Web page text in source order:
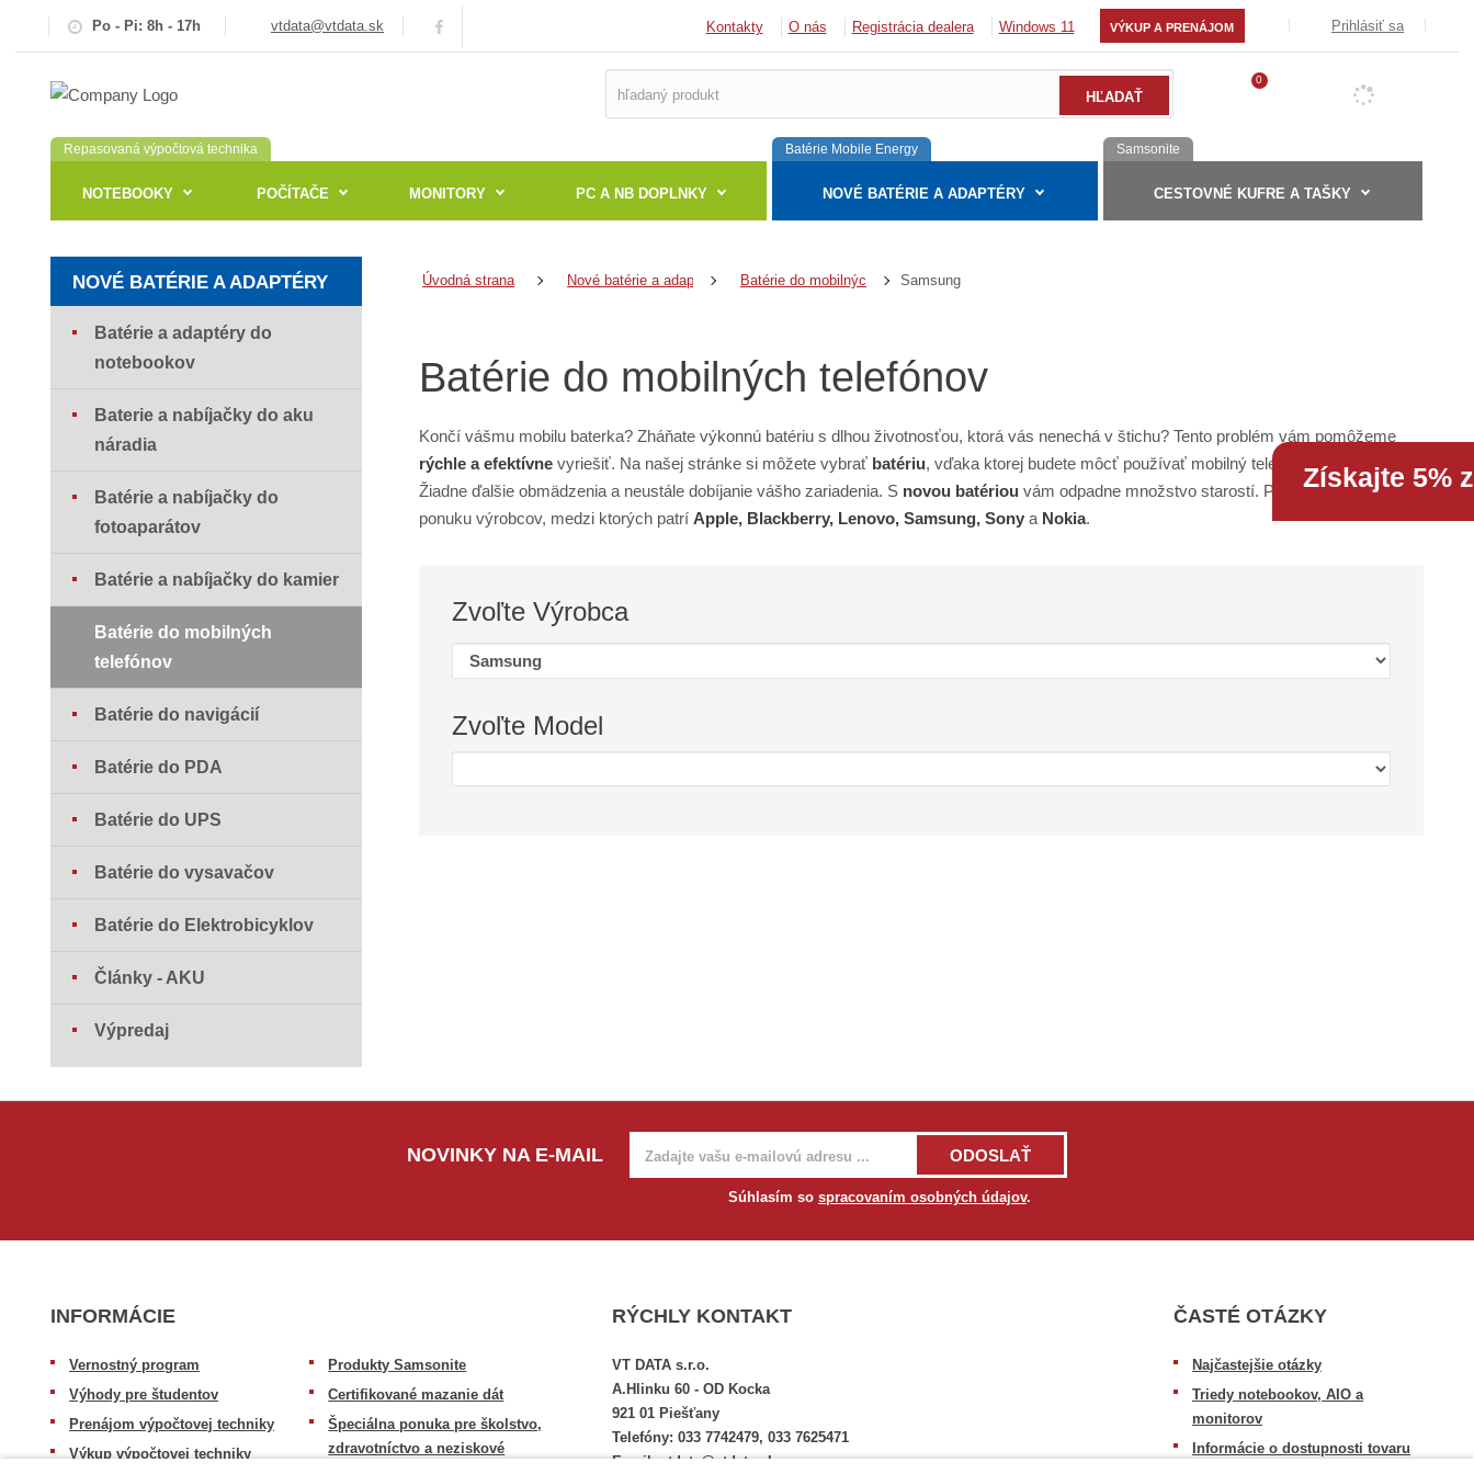
Po - Pi: 8h - 17h vtdata@vtdata.sk Kontakty O nás Registrácia dealera Windows 11 VÝKUP A PRENÁJOM Prihlásiť sa
0
Repasovaná výpočtová technika
NOTEBOOKY POČÍTAČE MONITORY PC A NB DOPLNKY
Batérie Mobile Energy
NOVÉ BATÉRIE A ADAPTÉRY
Samsonite
CESTOVNÉ KUFRE A TAŠKY
Úvodná strana Nové batérie a adaptéry Batérie do mobilných telefónov
Samsung
Batérie do mobilných telefónov
Končí vášmu mobilu baterka? Zháňate výkonnú batériu s dlhou životnosťou, ktorá vás nenechá v štichu? Tento problém vám pomôžeme
rýchle a efektívne vyriešiť. Na našej stránke si môžete vybrať batériu, vďaka ktorej budete môcť používať mobilný telefón opäť ako nový.
Žiadne ďalšie obmädzenia a neustále dobíjanie vášho zariadenia. S novou batériou vám odpadne množstvo starostí. Prezrite si našu
ponuku výrobcov, medzi ktorých patrí Apple, Blackberry, Lenovo, Samsung, Sony a Nokia.
Zvoľte Výrobca
Zvoľte Model
NOVÉ BATÉRIE A ADAPTÉRY
Batérie a adaptéry do
notebookov
Baterie a nabíjačky do aku
náradia
Batérie a nabíjačky do
fotoaparátov
Batérie a nabíjačky do kamier
Batérie do mobilných
telefónov
Batérie do navigácií
Batérie do PDA
Batérie do UPS
Batérie do vysavačov
Batérie do Elektrobicyklov
Články - AKU
Výpredaj
NOVINKY NA E-MAIL ODOSLAŤ
Súhlasím so spracovaním osobných údajov.
INFORMÁCIE
Vernostný program
Výhody pre študentov
Prenájom výpočtovej techniky
Výkup výpočtovej techniky
Produkty Samsonite
Certifikované mazanie dát
Špeciálna ponuka pre školstvo,
zdravotníctvo a neziskové
Získajte 5%
RÝCHLY KONTAKT
VT DATA s.r.o.
A.Hlinku 60 - OD Kocka
921 01 Piešťany
Telefóny: 033 7742479, 033 7625471
Email: vtdata@vtdata.sk
ČASTÉ OTÁZKY
Najčastejšie otázky
Triedy notebookov, AIO a
monitorov
Informácie o dostupnosti tovaru